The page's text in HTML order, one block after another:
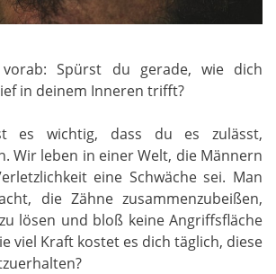
vorab: Spürst du gerade, wie dich
in deinem Inneren trifft?
es wichtig, dass du es zulässt,
Wir leben in einer Welt, die Männern
eine Schwäche sei. Man
die Zähne zusammenzubeißen,
lösen und bloß keine Angriffsfläche
viel Kraft kostet es dich täglich, diese